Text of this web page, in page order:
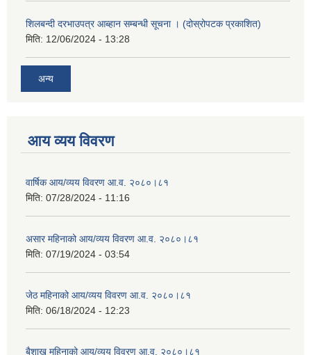
शिलबन्दी दरभाउपत्र आब्हान सम्बन्धी सूचना । (दोस्रोपटक प्रकाशित)
मिति: 12/06/2024 - 13:28
अन्य
आय व्यय विवरण
वार्षिक आय/व्यय विवरण आ.व. २०८०।८१
मिति: 07/28/2024 - 11:16
असार महिनाको आय/व्यय विवरण आ.व. २०८०।८१
मिति: 07/19/2024 - 03:54
जेठ महिनाको आय/व्यय विवरण आ.व. २०८०।८१
मिति: 06/18/2024 - 12:23
बैशाख महिनाको आय/व्यय विवरण आ.व. २०८०।८१